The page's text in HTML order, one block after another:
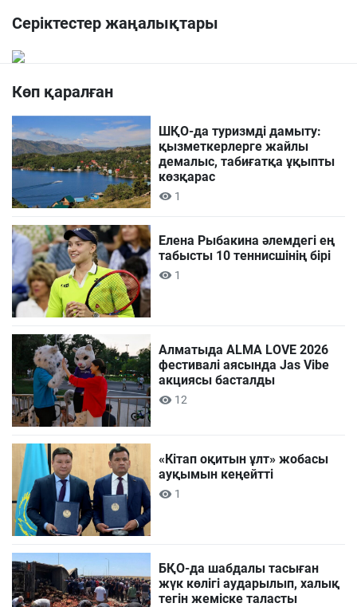
Серіктестер жаңалықтары
Көп қаралған
ШҚО-да туризмді дамыту:
қызметкерлерге жайлы
демалыс, табиғатқа ұқыпты
көзқарас
1
Елена Рыбакина әлемдегі ең
табысты 10 теннисшінің бірі
1
Алматыда ALMA LOVE 2026
фестивалі аясында Jas Vibe
акциясы басталды
12
«Кітап оқитын ұлт» жобасы
ауқымын кеңейтті
1
БҚО-да шабдалы тасыған
жүк көлігі аударылып, халық
тегін жеміске таласты